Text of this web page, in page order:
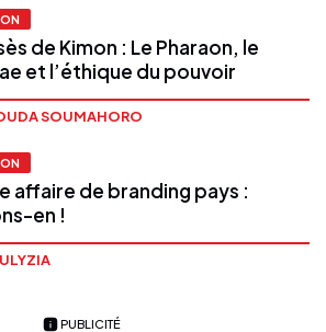
de Kimon : Le Pharaon, le
et l’éthique du pouvoir
SOUMAHORO
affaire de branding pays :
en !
PUBLICITÉ